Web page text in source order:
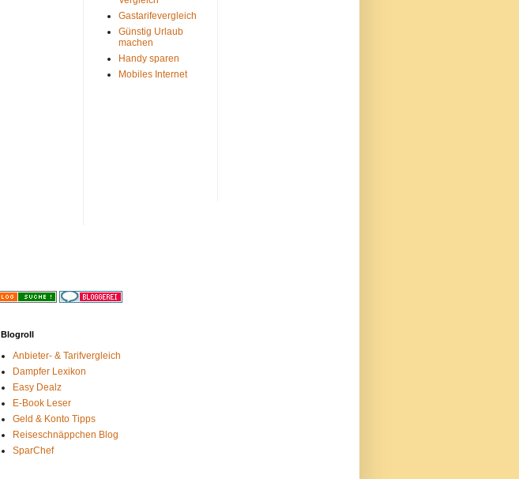
Gastarifevergleich
Günstig Urlaub
machen
Handy sparen
Mobiles Internet
Blogroll
Anbieter- & Tarifvergleich
Dampfer Lexikon
Easy Dealz
E-Book Leser
Geld & Konto Tipps
Reiseschnäppchen Blog
SparChef